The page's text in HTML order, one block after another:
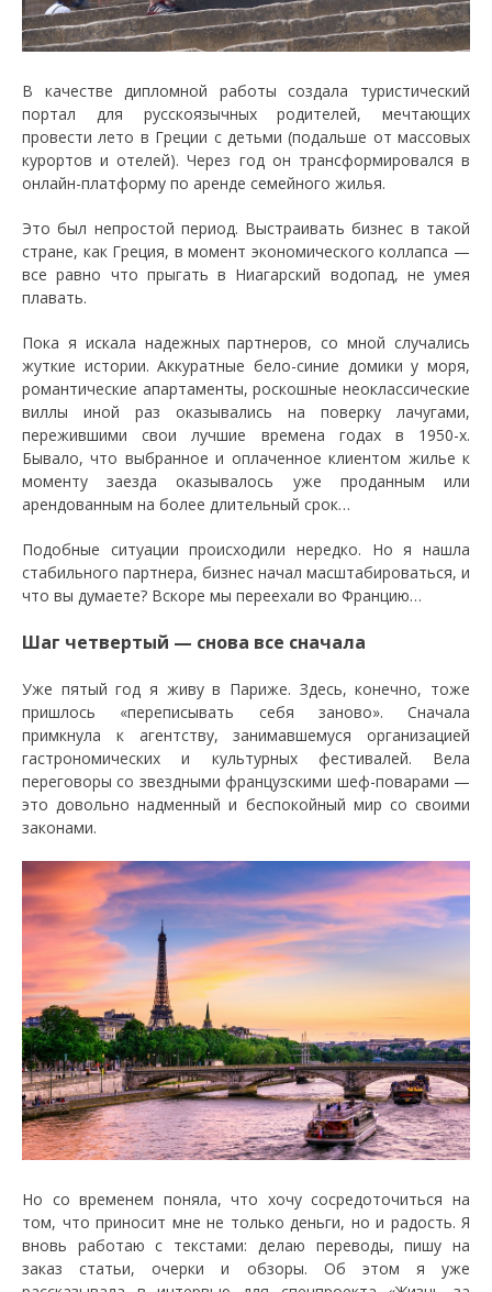
В качестве дипломной работы создала туристический
портал для русскоязычных родителей, мечтающих
провести лето в Греции с детьми (подальше от массовых
курортов и отелей). Через год он трансформировался в
онлайн-платформу по аренде семейного жилья.
Это был непростой период. Выстраивать бизнес в такой
стране, как Греция, в момент экономического коллапса —
все равно что прыгать в Ниагарский водопад, не умея
плавать.
Пока я искала надежных партнеров, со мной случались
жуткие истории. Аккуратные бело-синие домики у моря,
романтические апартаменты, роскошные неоклассические
виллы иной раз оказывались на поверку лачугами,
пережившими свои лучшие времена годах в 1950-х.
Бывало, что выбранное и оплаченное клиентом жилье к
моменту заезда оказывалось уже проданным или
арендованным на более длительный срок…
Подобные ситуации происходили нередко. Но я нашла
стабильного партнера, бизнес начал масштабироваться, и
что вы думаете? Вскоре мы переехали во Францию…
Шаг четвертый — снова все сначала
Уже пятый год я живу в Париже. Здесь, конечно, тоже
пришлось «переписывать себя заново». Сначала
примкнула к агентству, занимавшемуся организацией
гастрономических и культурных фестивалей. Вела
переговоры со звездными французскими шеф-поварами —
это довольно надменный и беспокойный мир со своими
законами.
Но со временем поняла, что хочу сосредоточиться на
том, что приносит мне не только деньги, но и радость. Я
вновь работаю с текстами: делаю переводы, пишу на
заказ статьи, очерки и обзоры. Об этом я уже